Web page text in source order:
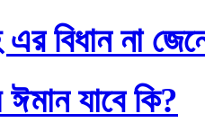
এর বিধান না
যাবে কি?